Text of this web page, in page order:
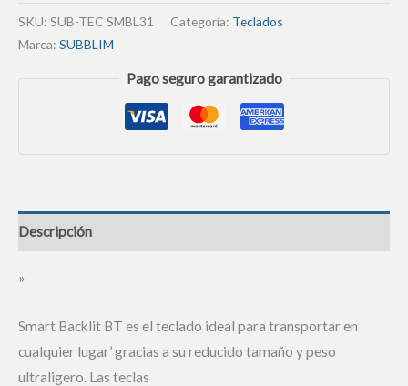
SKU: SUB-TEC SMBL31 Categoría: Teclados
Marca: SUBBLIM
Pago seguro garantizado
Descripción
»
Smart Backlit BT es el teclado ideal para transportar en
cualquier lugar’ gracias a su reducido tamaño y peso
ultraligero. Las teclas